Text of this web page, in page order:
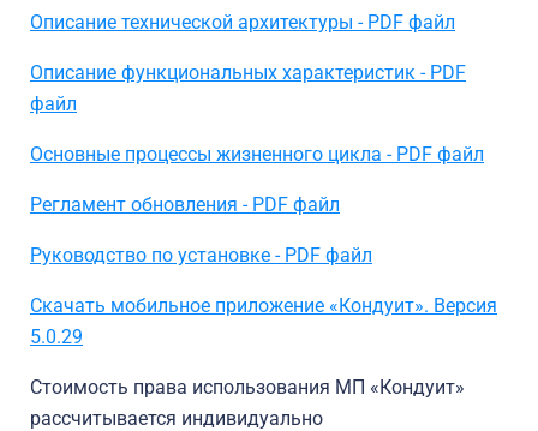
Описание технической архитектуры - PDF файл
Описание функциональных характеристик - PDF
файл
Основные процессы жизненного цикла - PDF файл
Регламент обновления - PDF файл
Руководство по установке - PDF файл
Скачать мобильное приложение «Кондуит». Версия
5.0.29
Стоимость права использования МП «Кондуит»
рассчитывается индивидуально